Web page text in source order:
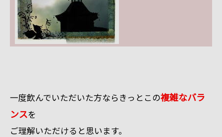
一度飲んでいただいた方ならきっとこの複雑なバラ
ンスを
ご理解いただけると思います。